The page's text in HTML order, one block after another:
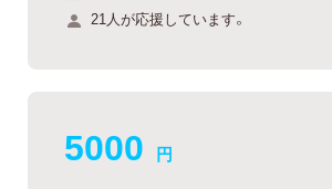
21人が応援しています。
5000 円